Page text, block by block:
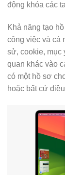
động khóa các
Khả năng tạo
công việc và cá
sử, cookie, mục
quan khác vào
có một hồ sơ
hoặc bất cứ